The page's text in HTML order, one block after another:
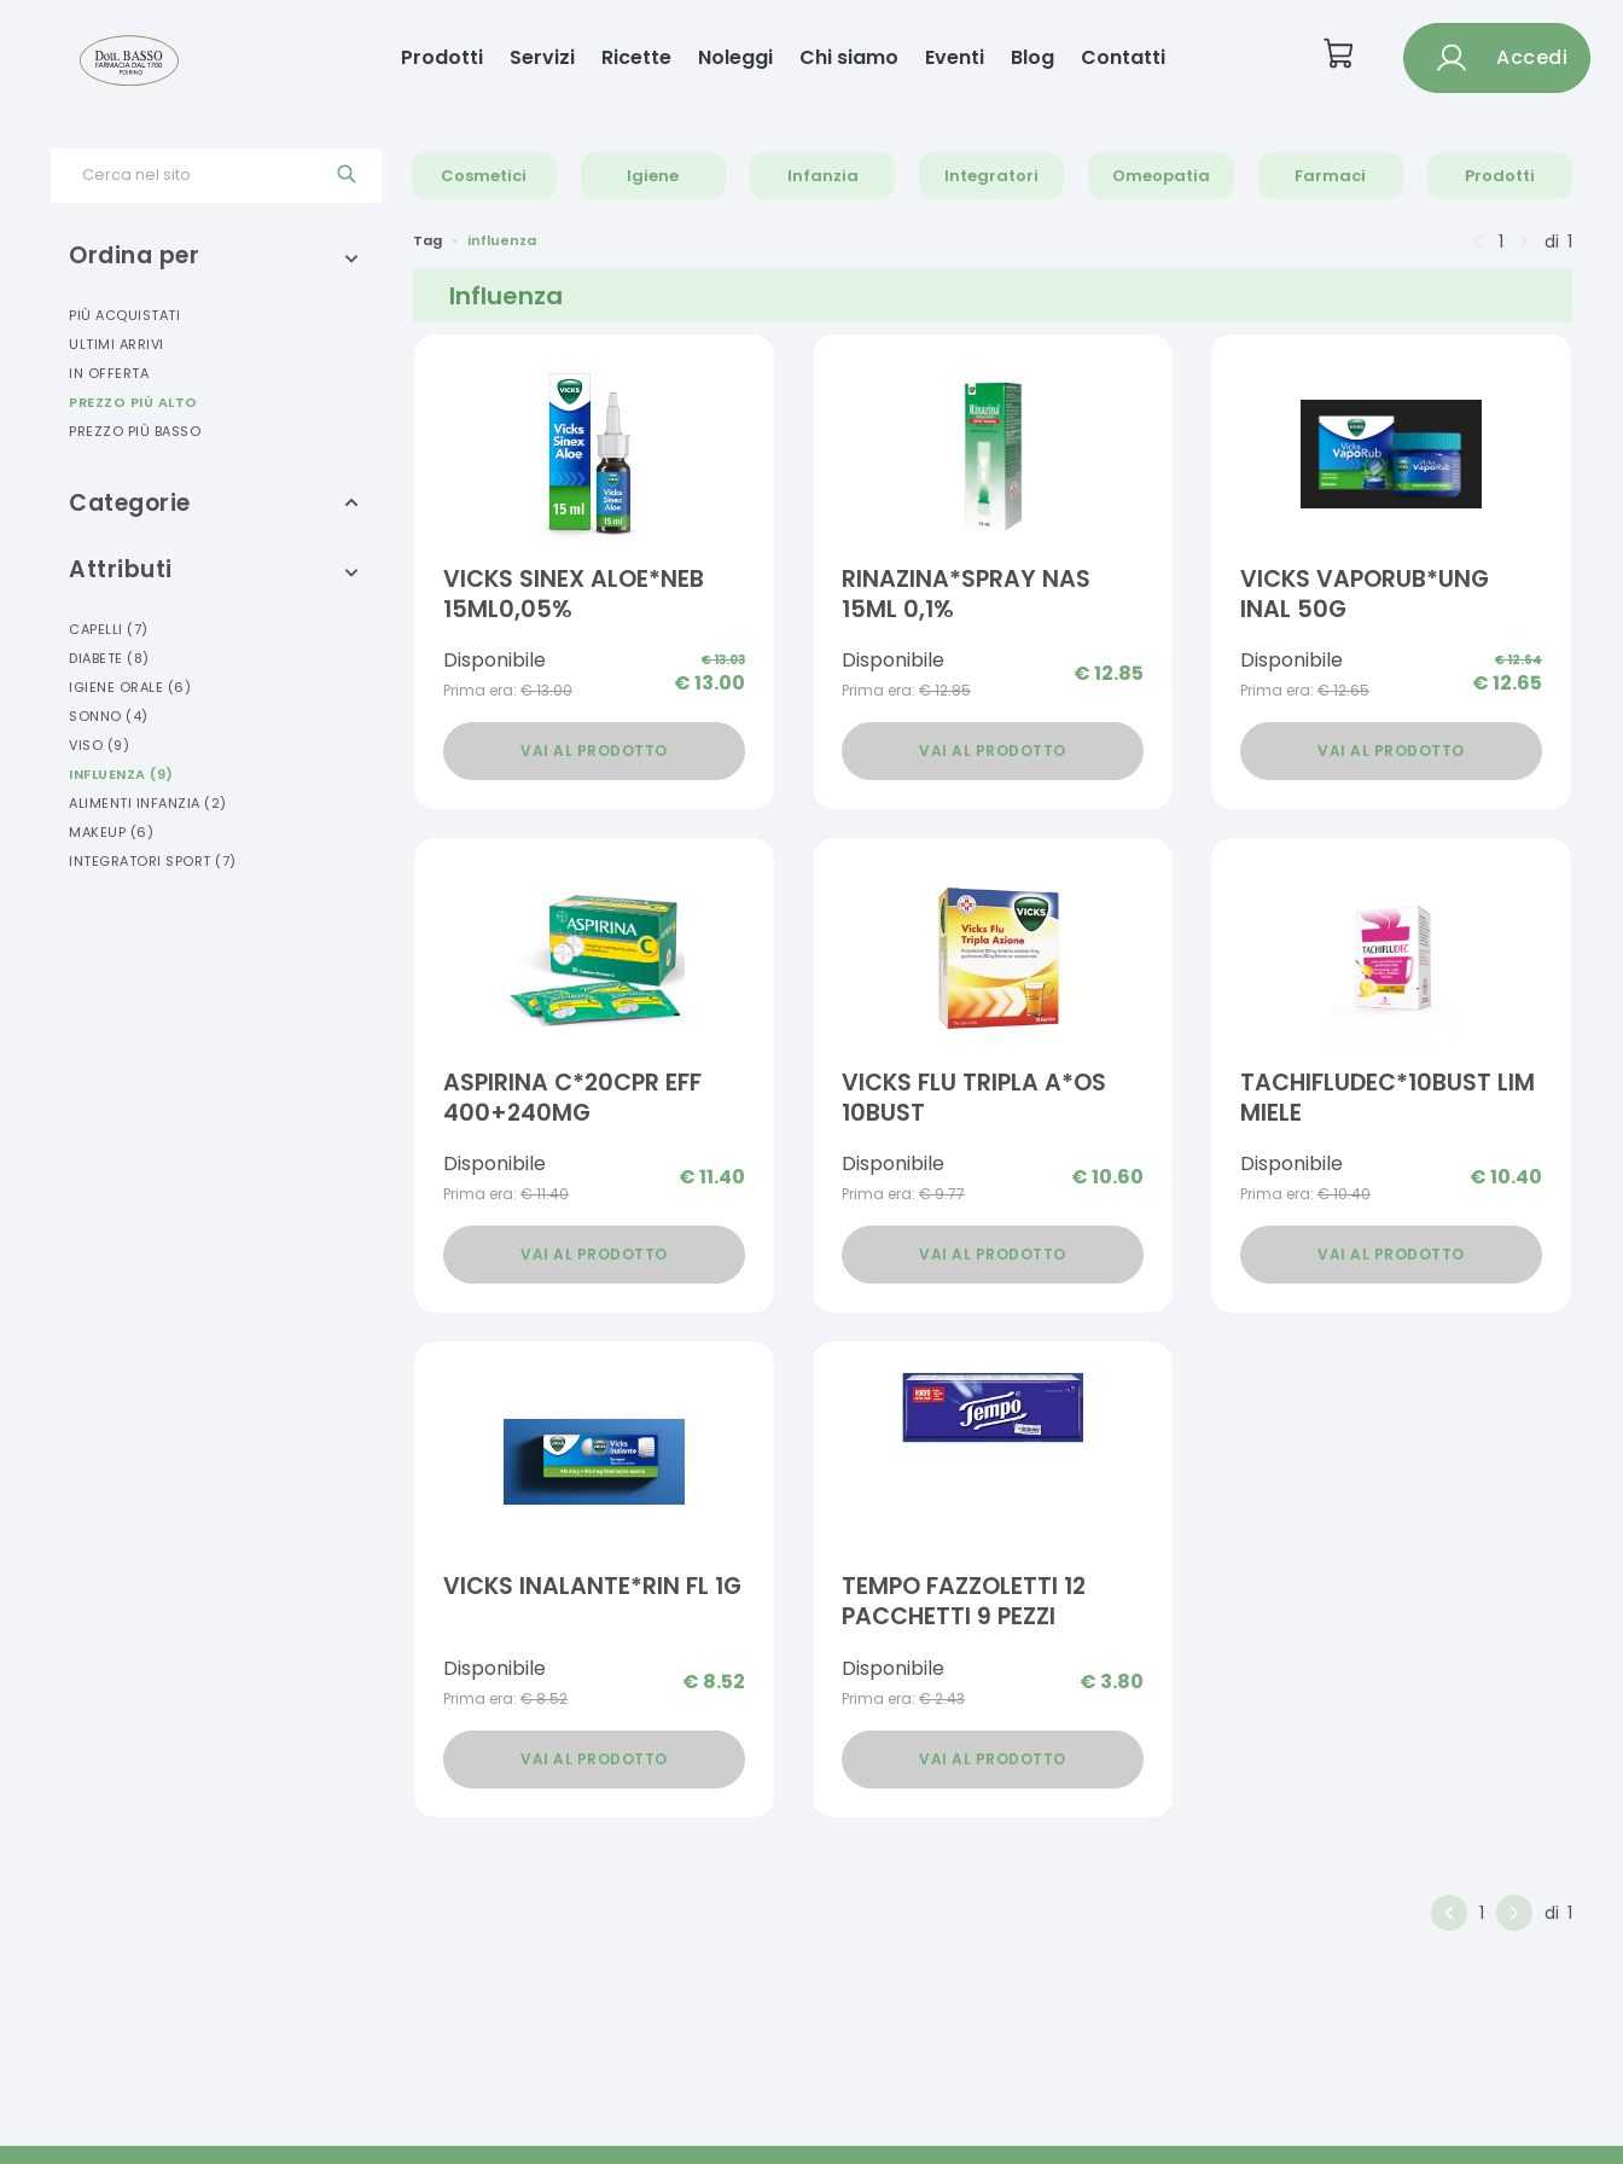
Prodotti Servizi Ricette Noleggi Chi siamo Eventi Blog Contatti Accedi
Cerca nel sito Cosmetici Igiene Infanzia Integratori Omeopatia Farmaci Prodotti
Ordina per
PIÙ ACQUISTATI
ULTIMI ARRIVI
IN OFFERTA
PREZZO PIÙ ALTO
PREZZO PIÙ BASSO
Categorie
Attributi
CAPELLI (7)
DIABETE (8)
IGIENE ORALE (6)
SONNO (4)
VISO (9)
INFLUENZA (9)
ALIMENTI INFANZIA (2)
MAKEUP (6)
INTEGRATORI SPORT (7)
Tag influenza 1 di 1
Influenza
VICKS SINEX ALOE*NEB
15ML0,05%
Disponibile
Prima era: €13.00
€13.03
€13.00
VAI AL PRODOTTO
RINAZINA*SPRAY NAS
15ML 0,1%
Disponibile
Prima era: €12.85
€12.85
VAI AL PRODOTTO
VICKS VAPORUB*UNG
INAL 50G
Disponibile
Prima era: €12.65
€12.64
€12.65
VAI AL PRODOTTO
ASPIRINA C*20CPR EFF
400+240MG
Disponibile
Prima era: €11.40
€11.40
VAI AL PRODOTTO
VICKS FLU TRIPLA A*OS
10BUST
Disponibile
Prima era: €9.77
€10.60
VAI AL PRODOTTO
TACHIFLUDEC*10BUST LIM
MIELE
Disponibile
Prima era: €10.40
€10.40
VAI AL PRODOTTO
VICKS INALANTE*RIN FL 1G
Disponibile
Prima era: €8.52
€ 8.52
VAI AL PRODOTTO
TEMPO FAZZOLETTI 12
PACCHETTI 9 PEZZI
Disponibile
Prima era: €2.43
€ 3.80
VAI AL PRODOTTO
1 di 1